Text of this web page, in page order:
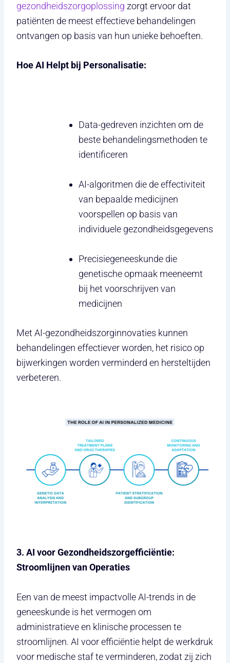
gezondheidszorgoplossing zorgt ervoor dat
patiënten de meest effectieve behandelingen
ontvangen op basis van hun unieke behoeften.
Hoe AI Helpt bij Personalisatie:
Data-gedreven inzichten om de
beste behandelingsmethoden te
identificeren
AI-algoritmen die de effectiviteit
van bepaalde medicijnen
voorspellen op basis van
individuele gezondheidsgegevens
Precisiegeneeskunde die
genetische opmaak meeneemt
bij het voorschrijven van
medicijnen
Met AI-gezondheidszorginnovaties kunnen
behandelingen effectiever worden, het risico op
bijwerkingen worden verminderd en hersteltijden
verbeteren.
3. AI voor Gezondheidszorgefficiëntie:
Stroomlijnen van Operaties
Een van de meest impactvolle AI-trends in de
geneeskunde is het vermogen om
administratieve en klinische processen te
stroomlijnen. AI voor efficiëntie helpt de werkdruk
voor medische staf te verminderen, zodat zij zich